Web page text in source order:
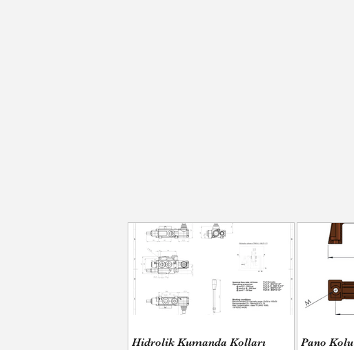
Hidrolik Kumanda Kolları Pano Kolu